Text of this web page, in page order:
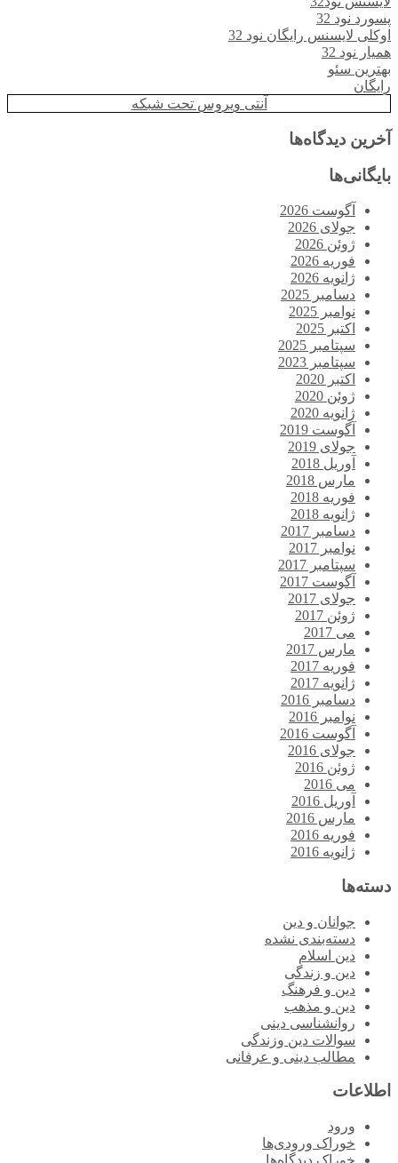
پسورد نود 32
اوکلی لایسنس رایگان نود 32
همیار نود 32
بهترین سئو
رایگان
آنتی ویروس تحت شبکه
آخرین دیدگاه‌ها
بایگانی‌ها
آگوست 2026
جولای 2026
ژوئن 2026
فوریه 2026
ژانویه 2026
دسامبر 2025
نوامبر 2025
اکتبر 2025
سپتامبر 2025
سپتامبر 2023
اکتبر 2020
ژوئن 2020
ژانویه 2020
آگوست 2019
جولای 2019
آوریل 2018
مارس 2018
فوریه 2018
ژانویه 2018
دسامبر 2017
نوامبر 2017
سپتامبر 2017
آگوست 2017
جولای 2017
ژوئن 2017
می 2017
مارس 2017
فوریه 2017
ژانویه 2017
دسامبر 2016
نوامبر 2016
آگوست 2016
جولای 2016
ژوئن 2016
می 2016
آوریل 2016
مارس 2016
فوریه 2016
ژانویه 2016
دسته‌ها
جوانان و دین
دسته‌بندی نشده
دین اسلام
دین و زندگی
دین و فرهنگ
دین و مذهب
روانشناسی دینی
سوالات دین وزندگی
مطالب دینی و عرفانی
اطلاعات
ورود
خوراک ورودی‌ها
خوراک دیدگاه‌ها